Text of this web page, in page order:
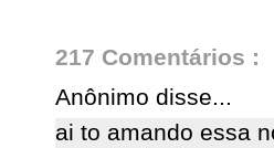
217 Comentários :
Anônimo disse...
ai to amando essa